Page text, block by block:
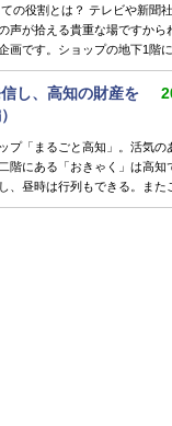
の役割とは？ テレビや新
声が拾える貴重な場ですか
画です。ショップの地下1階に
し、高知の財産を
プ「まるごと高知」。活気
階にある「おきゃく」は高
、昼時は行列もできる。また